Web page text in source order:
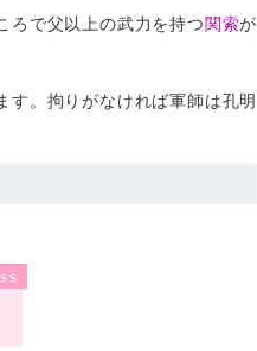
ろで父以上の武力を持つ関索が
す。拘りがなければ軍師は孔明